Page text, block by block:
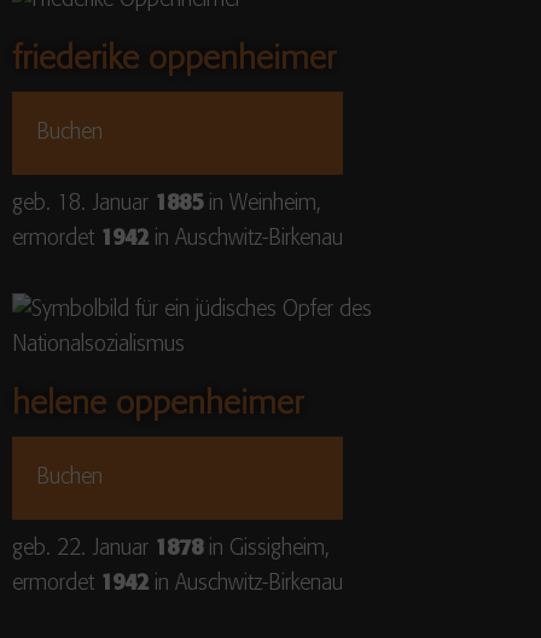
friederike oppenheimer
Buchen
geb. 18. Januar 1885in Weinheim,
ermordet 1942 in Auschwitz-Birkenau
helene oppenheimer
Buchen
geb. 22. Januar 1878in Gissigheim,
ermordet 1942 in Auschwitz-Birkenau